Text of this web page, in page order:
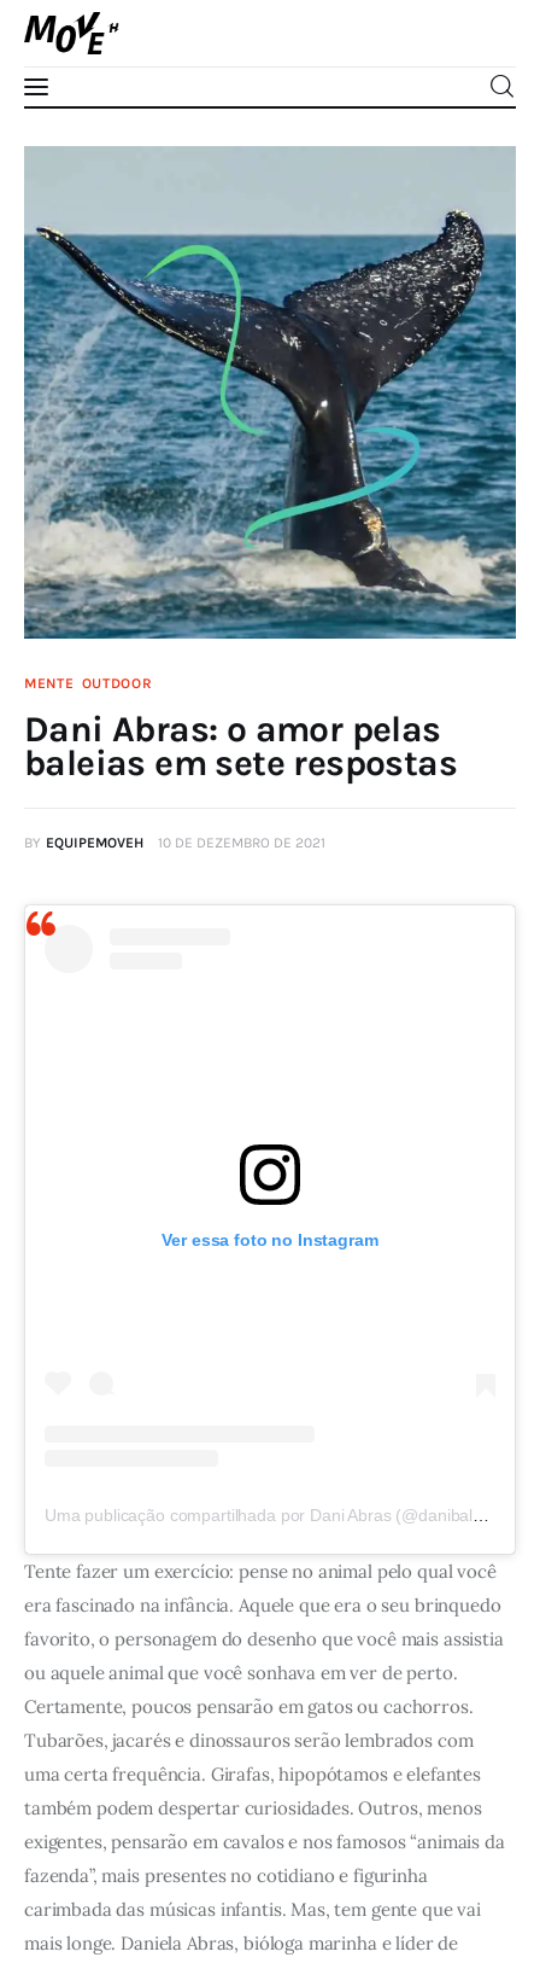
SHARE POSTMente
Espírito
Edições
Séries
Apoie
PLUS
MENTE OUTDOOR
Dani Abras: o amor pelas
baleias em sete respostas
BY EQUIPEMOVEH 10 DE DEZEMBRO DE 2021
Ver essa foto no Instagram
Tente fazer um exercício: pense no animal pelo qual você
era fascinado na infância. Aquele que era o seu brinquedo
favorito, o personagem do desenho que você mais assistia
ou aquele animal que você sonhava em ver de perto.
Certamente, poucos pensarão em gatos ou cachorros.
Tubarões, jacarés e dinossauros serão lembrados com
uma certa frequência. Girafas, hipopótamos e elefantes
também podem despertar curiosidades. Outros, menos
exigentes, pensarão em cavalos e nos famosos “animais da
fazenda”, mais presentes no cotidiano e figurinha
carimbada das músicas infantis. Mas, tem gente que vai
mais longe. Daniela Abras, bióloga marinha e líder de